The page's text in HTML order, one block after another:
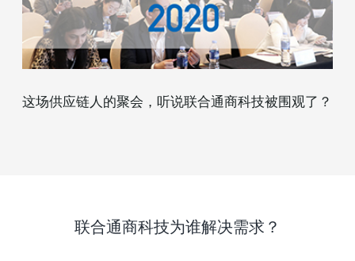
这场供应链人的聚会，听说联合通商科技被围观了？
联合通商科技为谁解决需求？